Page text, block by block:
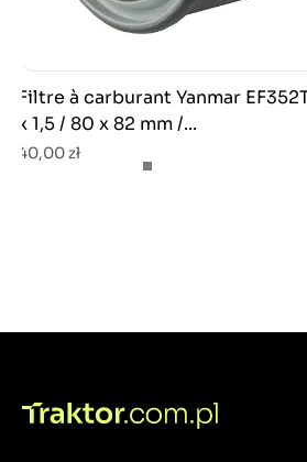
Filtre à carburant Yanmar
x 1,5 / 80 x 82 mm /...
40,00 zł